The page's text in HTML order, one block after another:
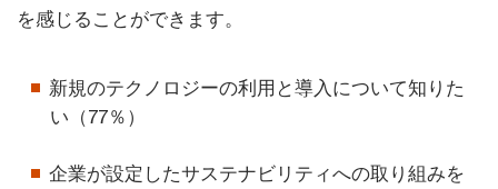
を感じることができます。
新規のテクノロジーの利用と導入について知りた
い（77％）
企業が設定したサステナビリティへの取り組みを